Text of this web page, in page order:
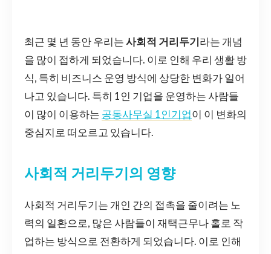
최근 몇 년 동안 우리는사회적 거리두기라는 개념
을 많이 접하게 되었습니다. 이로 인해 우리 생활 방
식, 특히 비즈니스 운영 방식에 상당한 변화가 일어
나고 있습니다. 특히 1인 기업을 운영하는 사람들
이 많이 이용하는 공동사무실 1인기업이 이 변화의
중심지로 떠오르고 있습니다.
사회적 거리두기의 영향
사회적 거리두기는 개인 간의 접촉을 줄이려는 노
력의 일환으로, 많은 사람들이 재택근무나 홀로 작
업하는 방식으로 전환하게 되었습니다. 이로 인해